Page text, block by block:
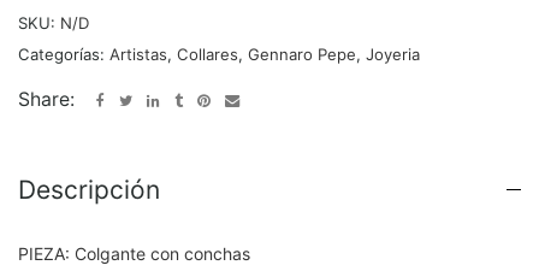
SKU: N/D
Categorías: Artistas, Collares, Gennaro Pepe, Joyeria
Share:
Descripción
PIEZA: Colgante con conchas